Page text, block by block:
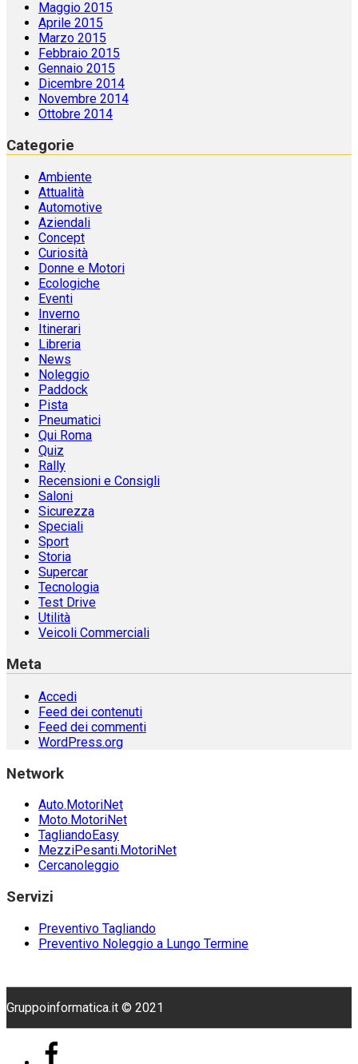
Maggio 2015
Aprile 2015
Marzo 2015
Febbraio 2015
Gennaio 2015
Dicembre 2014
Novembre 2014
Ottobre 2014
Categorie
Ambiente
Attualità
Automotive
Aziendali
Concept
Curiosità
Donne e Motori
Ecologiche
Eventi
Inverno
Itinerari
Libreria
News
Noleggio
Paddock
Pista
Pneumatici
Qui Roma
Quiz
Rally
Recensioni e Consigli
Saloni
Sicurezza
Speciali
Sport
Storia
Supercar
Tecnologia
Test Drive
Utilità
Veicoli Commerciali
Meta
Accedi
Feed dei contenuti
Feed dei commenti
WordPress.org
Network
Auto.MotoriNet
Moto.MotoriNet
TagliandoEasy
MezziPesanti.MotoriNet
Cercanoleggio
Servizi
Preventivo Tagliando
Preventivo Noleggio a Lungo Termine
Gruppoinformatica.it © 2021